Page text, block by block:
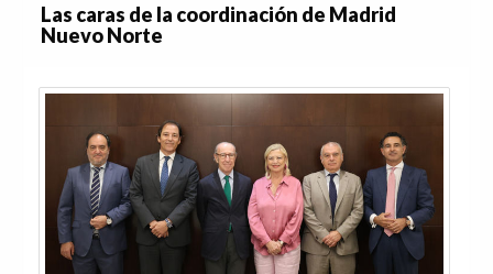
Las caras de la coordinación de Madrid
Nuevo Norte